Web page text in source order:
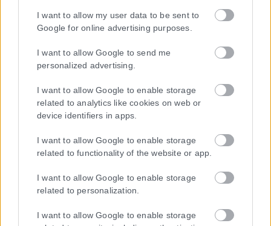
I want to allow my user data to be sent to
Google for online advertising purposes.
I want to allow Google to send me
personalized advertising.
I want to allow Google to enable storage
related to analytics like cookies on web or
device identifiers in apps.
I want to allow Google to enable storage
related to functionality of the website or app.
I want to allow Google to enable storage
related to personalization.
I want to allow Google to enable storage